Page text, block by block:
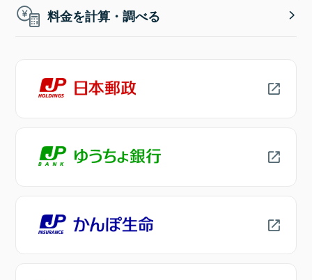
料金を計算・調べる